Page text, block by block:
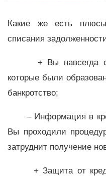
Какие же есть
списания
+ Вы навсегда
которые были
банкротство;
– Информация в
Вы проходили
затруднит получение
+ Защита от